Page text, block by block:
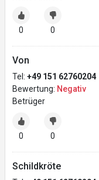
0 0
Von
Tel: +49 151 62760204
Bewertung: Negativ
Betrüger
0 0
Schildkröte